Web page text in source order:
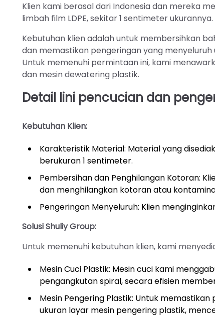
Klien kami berasal dari Indonesia dan mereka
limbah film LDPE, sekitar 1 sentimeter ukurannya.
Kebutuhan klien adalah untuk membersihkan
dan memastikan pengeringan yang menyeluruh
Untuk memenuhi permintaan ini, kami
dan mesin dewatering plastik.
Detail lini pencucian dan
Kebutuhan Klien:
Karakteristik Material: Material yang
berukuran 1 sentimeter.
Pembersihan dan Penghilangan Kotoran:
dan menghilangkan kotoran atau
Pengeringan Menyeluruh: Klien
Solusi Shuliy Group:
Untuk memenuhi kebutuhan klien, kami
Mesin Cuci Plastik: Mesin cuci kami
pengangkutan spiral, secara efisien
Mesin Pengering Plastik: Untuk
ukuran layar mesin pengering plastik,